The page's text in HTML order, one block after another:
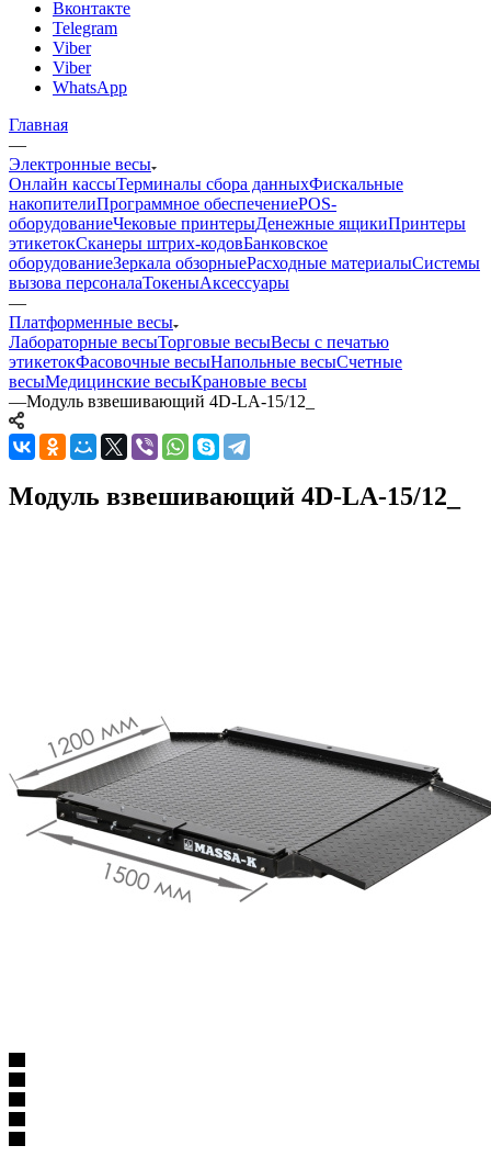
Вконтакте
Telegram
Viber
Viber
WhatsApp
Главная
—
Электронные весы
Онлайн кассыТерминалы сбора данныхФискальные
накопителиПрограммное обеспечениеPOS-
оборудованиеЧековые принтерыДенежные ящикиПринтеры
этикетокСканеры штрих-кодовБанковское
оборудованиеЗеркала обзорныеРасходные материалыСистемы
вызова персоналаТокеныАксессуары
—
Платформенные весы
Лабораторные весыТорговые весыВесы с печатью
этикетокФасовочные весыНапольные весыСчетные
весыМедицинские весыКрановые весы
—Модуль взвешивающий 4D-LA-15/12_
Модуль взвешивающий 4D-LA-15/12_